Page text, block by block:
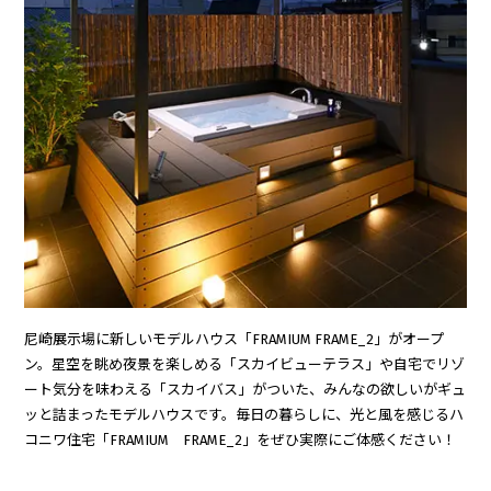
尼崎展示場に新しいモデルハウス「FRAMIUM FRAME_2」がオープ
ン。星空を眺め夜景を楽しめる「スカイビューテラス」や自宅でリゾ
ート気分を味わえる「スカイバス」がついた、みんなの欲しいがギュ
ッと詰まったモデルハウスです。毎日の暮らしに、光と風を感じるハ
コニワ住宅「FRAMIUM FRAME_2」をぜひ実際にご体感ください！